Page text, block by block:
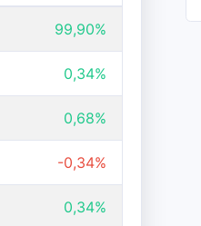
99,90%
0,34%
0,68%
-0,34%
0,34%